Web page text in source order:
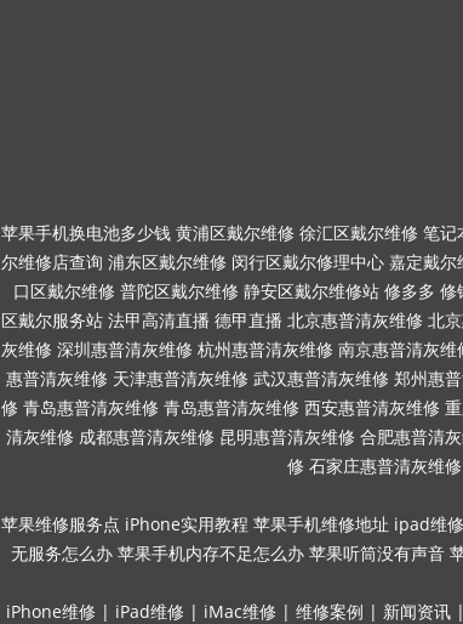
苹果手机换电池多少钱 黄浦区戴尔维修 徐汇区戴尔维修 笔记
尔维修店查询 浦东区戴尔维修 闵行区戴尔修理中心 嘉定戴尔
口区戴尔维修 普陀区戴尔维修 静安区戴尔维修站 修多多 修
区戴尔服务站 法甲高清直播 德甲直播 北京惠普清灰维修 北
灰维修 深圳惠普清灰维修 杭州惠普清灰维修 南京惠普清灰维
惠普清灰维修 天津惠普清灰维修 武汉惠普清灰维修 郑州惠
修 青岛惠普清灰维修 青岛惠普清灰维修 西安惠普清灰维修
清灰维修 成都惠普清灰维修 昆明惠普清灰维修 合肥惠普清
修 石家庄惠普清灰维修
苹果维修服务点 iPhone实用教程 苹果手机维修地址 ipad维
无服务怎么办 苹果手机内存不足怎么办 苹果听筒没有声音
iPhone维修 | iPad维修 | iMac维修 | 维修案例 | 新闻资讯 |